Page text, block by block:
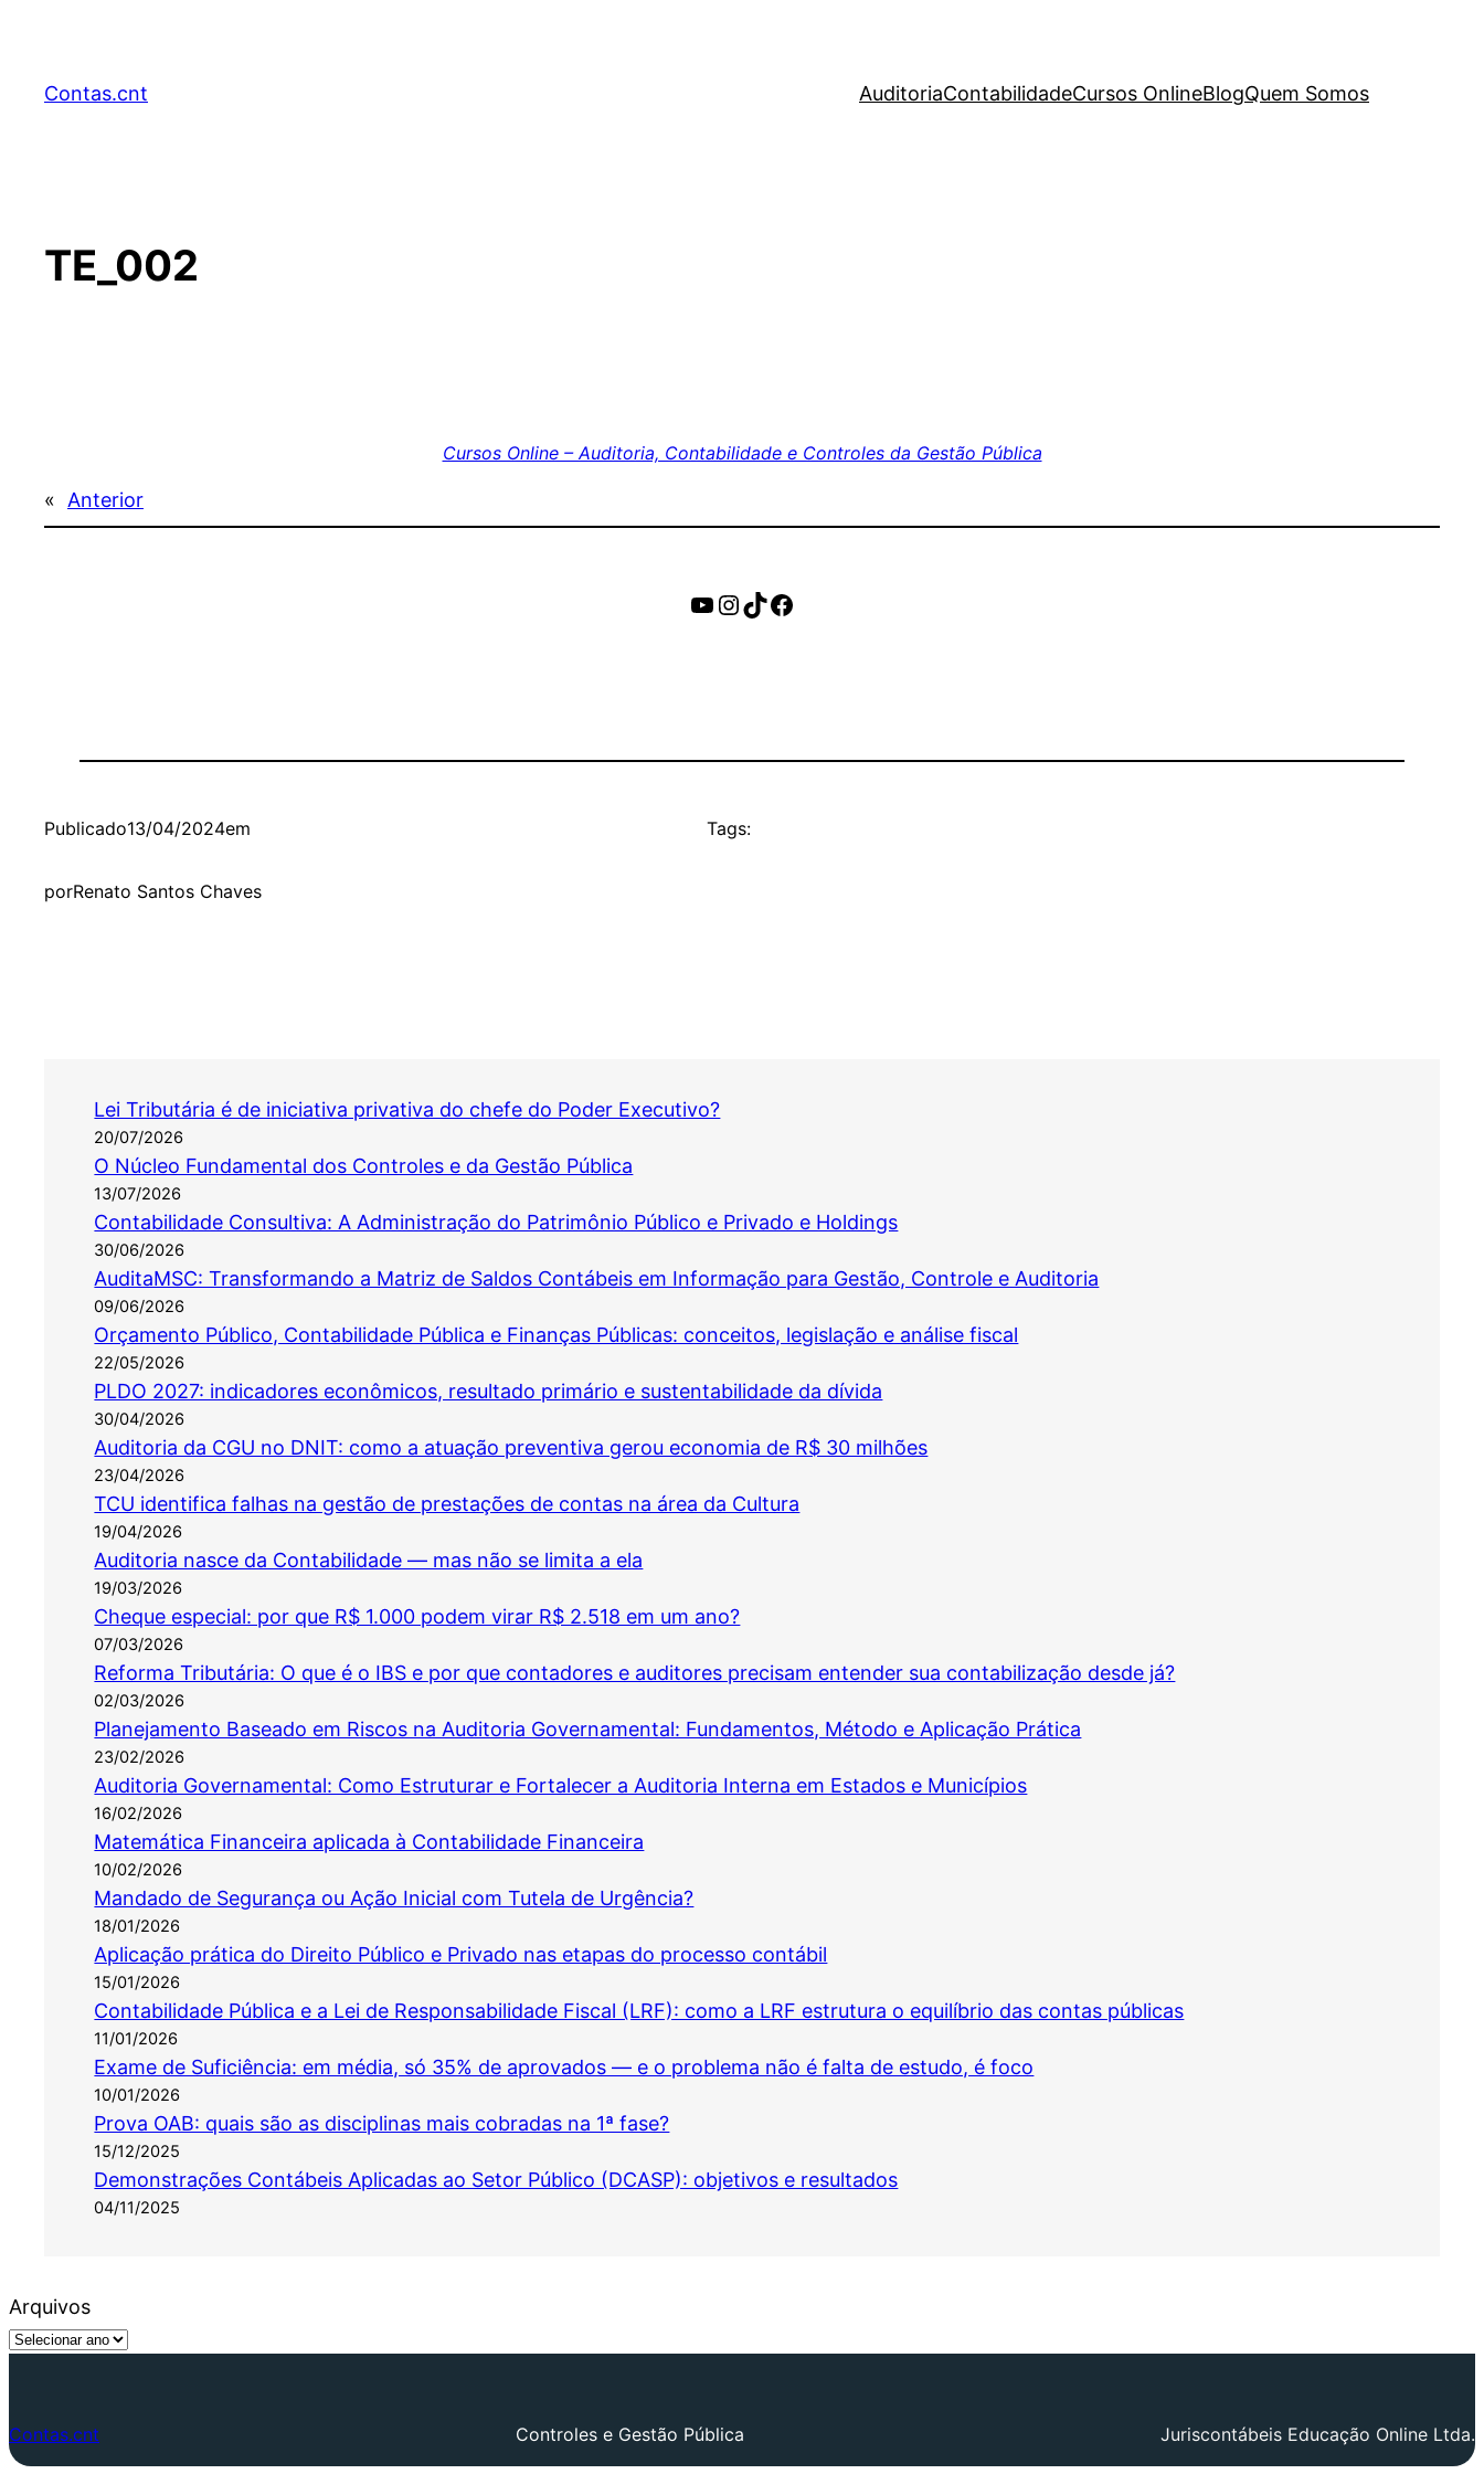
Contas.cnt AuditoriaContabilidadeCursos OnlineBlogQuem Somos
TE_002
Cursos Online – Auditoria, Contabilidade e Controles da Gestão Pública
« Anterior
https://www.youtube.com/@renatochaves_contabilidade
Instagram
TikTok
Facebook
Publicado13/04/2024em
porRenato Santos Chaves
Tags:
Lei Tributária é de iniciativa privativa do chefe do Poder Executivo?
20/07/2026
O Núcleo Fundamental dos Controles e da Gestão Pública
13/07/2026
Contabilidade Consultiva: A Administração do Patrimônio Público e Privado e Holdings
30/06/2026
AuditaMSC: Transformando a Matriz de Saldos Contábeis em Informação para Gestão, Controle e Auditoria
09/06/2026
Orçamento Público, Contabilidade Pública e Finanças Públicas: conceitos, legislação e análise fiscal
22/05/2026
PLDO 2027: indicadores econômicos, resultado primário e sustentabilidade da dívida
30/04/2026
Auditoria da CGU no DNIT: como a atuação preventiva gerou economia de R$ 30 milhões
23/04/2026
TCU identifica falhas na gestão de prestações de contas na área da Cultura
19/04/2026
Auditoria nasce da Contabilidade — mas não se limita a ela
19/03/2026
Cheque especial: por que R$ 1.000 podem virar R$ 2.518 em um ano?
07/03/2026
Reforma Tributária: O que é o IBS e por que contadores e auditores precisam entender sua contabilização desde já?
02/03/2026
Planejamento Baseado em Riscos na Auditoria Governamental: Fundamentos, Método e Aplicação Prática
23/02/2026
Auditoria Governamental: Como Estruturar e Fortalecer a Auditoria Interna em Estados e Municípios
16/02/2026
Matemática Financeira aplicada à Contabilidade Financeira
10/02/2026
Mandado de Segurança ou Ação Inicial com Tutela de Urgência?
18/01/2026
Aplicação prática do Direito Público e Privado nas etapas do processo contábil
15/01/2026
Contabilidade Pública e a Lei de Responsabilidade Fiscal (LRF): como a LRF estrutura o equilíbrio das contas públicas
11/01/2026
Exame de Suficiência: em média, só 35% de aprovados — e o problema não é falta de estudo, é foco
10/01/2026
Prova OAB: quais são as disciplinas mais cobradas na 1ª fase?
15/12/2025
Demonstrações Contábeis Aplicadas ao Setor Público (DCASP): objetivos e resultados
04/11/2025
Arquivos
Contas.cnt Controles e Gestão Pública Juriscontábeis Educação Online Ltda.